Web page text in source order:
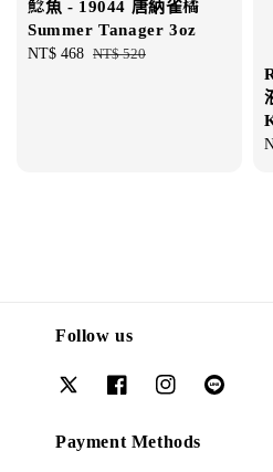
鯰魚 - 19044 唐納雀橘
Summer Tanager 3oz
Sale
NT$ 468 Regular
NT$ 520
Follow us
Payment Methods